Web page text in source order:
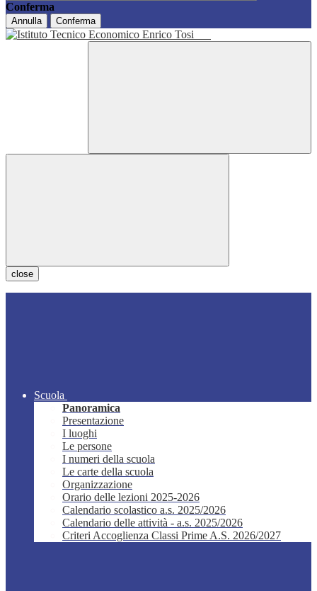
Conferma
Annulla Conferma
close
Scuola
Panoramica
Presentazione
I luoghi
Le persone
I numeri della scuola
Le carte della scuola
Organizzazione
Orario delle lezioni 2025-2026
Calendario scolastico a.s. 2025/2026
Calendario delle attività - a.s. 2025/2026
Criteri Accoglienza Classi Prime A.S. 2026/2027